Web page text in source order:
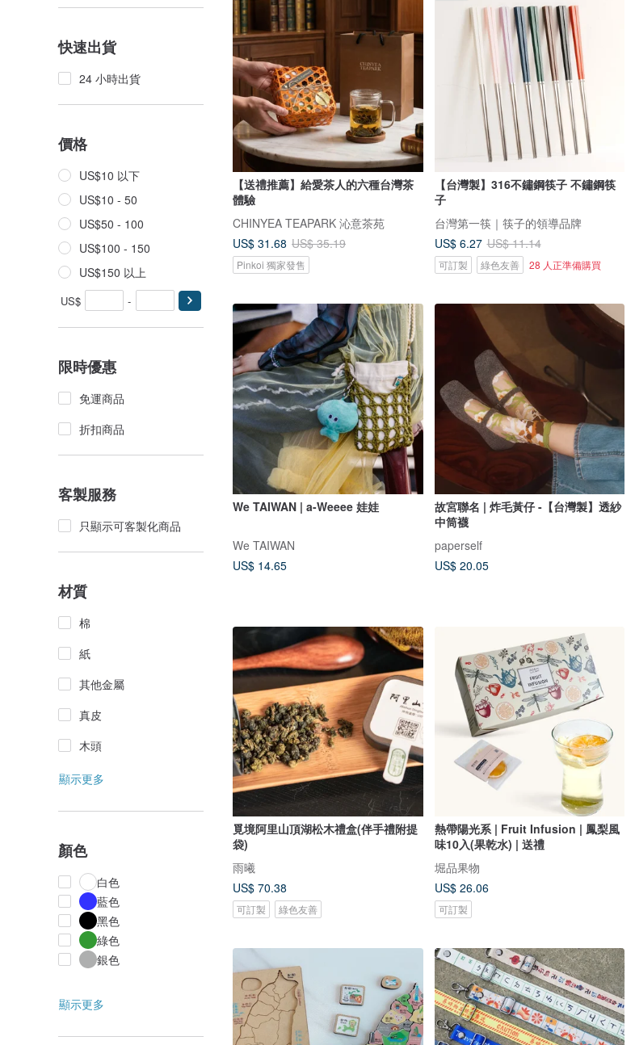
快速出貨
24 小時出貨
價格
US$10 以下
US$10 - 50
US$50 - 100
US$100 - 150
US$150 以上
US$ -
限時優惠
免運商品
折扣商品
客製服務
只顯示可客製化商品
材質
棉
紙
其他金屬
真皮
木頭
顯示更多
顏色
白色
藍色
黑色
綠色
銀色
顯示更多
【送禮推薦】給愛茶人的六種台灣茶
體驗
CHINYEA TEAPARK 沁意茶苑
US$ 31.68 US$ 35.19
Pinkoi 獨家發售
【台灣製】316不鏽鋼筷子 不鏽鋼筷
子
台灣第一筷｜筷子的領導品牌
US$ 6.27 US$ 11.14
可訂製 綠色友善 28 人正準備購買
We TAIWAN | a-Weeee 娃娃
We TAIWAN
US$ 14.65
故宮聯名 | 炸毛黃仔 -【台灣製】透紗
中筒襪
paperself
US$ 20.05
覓境阿里山頂湖松木禮盒(伴手禮附提
袋)
雨曦
US$ 70.38
可訂製 綠色友善
熱帶陽光系 | Fruit Infusion | 鳳梨風
味10入(果乾水) | 送禮
堀品果物
US$ 26.06
可訂製